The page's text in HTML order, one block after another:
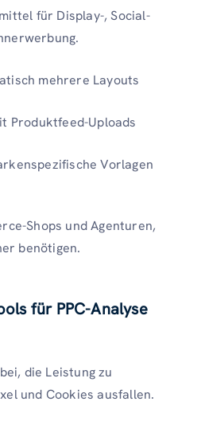
für Display-, Social-
mehrere Layouts
Produktfeed-Uploads
Vorlagen
Shops und Agenturen,
benötigen.
für PPC-Analyse
die Leistung zu
und Cookies ausfallen.